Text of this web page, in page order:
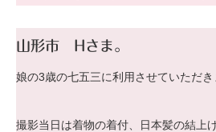
山形市 Hさま。
娘の3歳の七五三に利用させていただき
撮影当日は着物の着付、日本髪の結上